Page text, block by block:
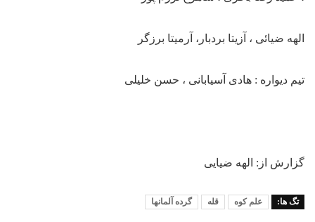
الهه ضیائی ، آزیتا بردبار، آرمیتا برزگر
تیم دیواره : هادی آسیابانی ، حسن خلیلی
گزارش از: الهه ضیایی
تگ ها: علم کوه قله گرده آلمانها